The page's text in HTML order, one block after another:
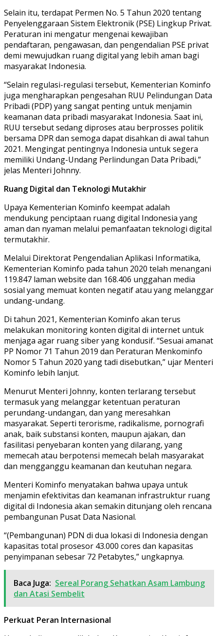
Selain itu, terdapat Permen No. 5 Tahun 2020 tentang
Penyelenggaraan Sistem Elektronik (PSE) Lingkup Privat.
Peraturan ini mengatur mengenai kewajiban
pendaftaran, pengawasan, dan pengendalian PSE privat
demi mewujudkan ruang digital yang lebih aman bagi
masyarakat Indonesia.
“Selain regulasi-regulasi tersebut, Kementerian Kominfo
juga mengharapkan pengesahan RUU Pelindungan Data
Pribadi (PDP) yang sangat penting untuk menjamin
keamanan data pribadi masyarakat Indonesia. Saat ini,
RUU tersebut sedang diproses atau berprosses politik
bersama DPR dan semoga dapat disahkan di awal tahun
2021. Mengingat pentingnya Indonesia untuk segera
memiliki Undang-Undang Perlindungan Data Pribadi,”
jelas Menteri Johnny.
Ruang Digital dan Teknologi Mutakhir
Upaya Kementerian Kominfo keempat adalah
mendukung penciptaan ruang digital Indonesia yang
aman dan nyaman melalui pemanfaatan teknologi digital
termutakhir.
Melalui Direktorat Pengendalian Aplikasi Informatika,
Kementerian Kominfo pada tahun 2020 telah menangani
119.847 laman website dan 168.406 unggahan media
sosial yang memuat konten negatif atau yang melanggar
undang-undang.
Di tahun 2021, Kementerian Kominfo akan terus
melakukan monitoring konten digital di internet untuk
menjaga agar ruang siber yang kondusif. “Sesuai amanat
PP Nomor 71 Tahun 2019 dan Peraturan Menkominfo
Nomor 5 Tahun 2020 yang tadi disebutkan,” ujar Menteri
Kominfo lebih lanjut.
Menurut Menteri Johnny, konten terlarang tersebut
termasuk yang melanggar ketentuan peraturan
perundang-undangan, dan yang meresahkan
masyarakat. Seperti terorisme, radikalisme, pornografi
anak, baik substansi konten, maupun ajakan, dan
fasilitasi penyebaran konten yang dilarang, yang
memecah atau berpotensi memecah belah masyarakat
dan mengganggu keamanan dan keutuhan negara.
Menteri Kominfo menyatakan bahwa upaya untuk
menjamin efektivitas dan keamanan infrastruktur ruang
digital di Indonesia akan semakin ditunjang oleh rencana
pembangunan Pusat Data Nasional.
“(Pembangunan) PDN di dua lokasi di Indonesia dengan
kapasitas total prosesor 43.000 cores dan kapasitas
penyimpanan sebesar 72 Petabytes,” ungkapnya.
Baca Juga: Sereal Porang Sehatkan Asam Lambung
dan Atasi Sembelit
Perkuat Peran Internasional